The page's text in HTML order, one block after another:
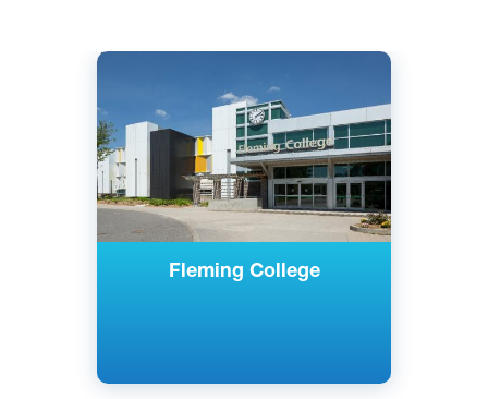
Fleming College
Английский
Государственный